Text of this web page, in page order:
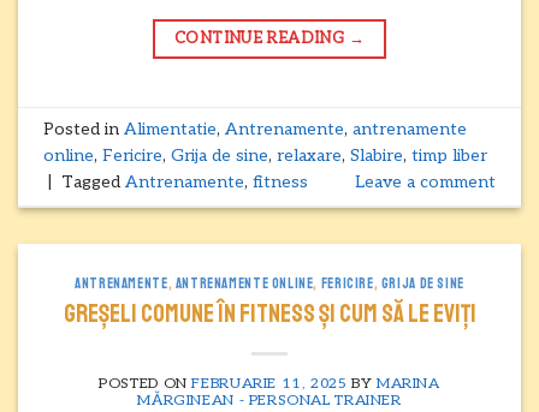
CONTINUE READING →
Posted inAlimentatie,Antrenamente,antrenamente
online,Fericire,Grija de sine,relaxare,Slabire,timp liber
TaggedAntrenamente,fitness Leave a comment
ANTRENAMENTE,ANTRENAMENTE ONLINE, FERICIRE,GRIJA DE SINE
Greșeli comune în fitness și cum să le eviți
POSTED ONFEBRUARIE 11, 2025 BYMARINA
MĂRGINEAN - PERSONAL TRAINER